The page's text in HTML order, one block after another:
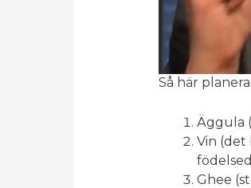
Så här
Äggula
Vin (det
Ghee